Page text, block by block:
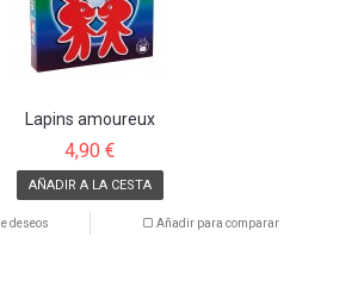
Lapins amoureux
4,90 €
AÑADIR A LA CESTA
deseos Añadir para comparar